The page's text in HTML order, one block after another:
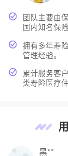
团队主要由
国内知名保
拥有多年寿
管理经验。
累计服务客
类寿险医疗
黑**